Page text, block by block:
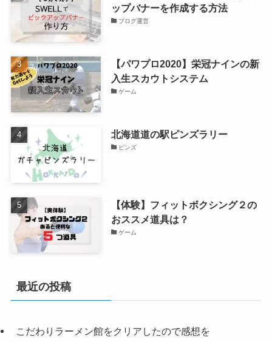
ップバナーを作成する方法
ブログ運営
【パワプロ2020】栄冠ナインの新
入生スカウトシステム
ゲーム
北海道道の駅ピンズラリー
ピンズ
【体験】フィットボクシング２の
おススメ道具は？
ゲーム
最近の投稿
こだわりラーメン館をクリアしたので感想を